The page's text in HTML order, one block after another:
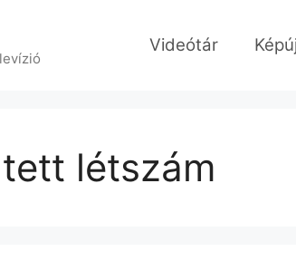
Videótár
létszám